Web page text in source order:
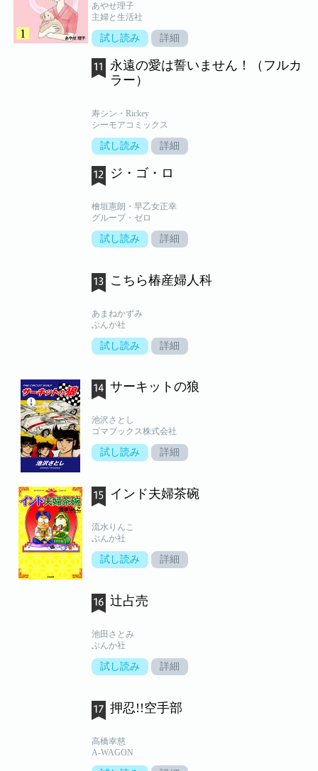
あやせ理子
主婦と生活社
試し読み 詳細
永遠の愛は誓いません！（フルカ
ラー）
寿シン・Rickey
シーモアコミックス
試し読み 詳細
ジ・ゴ・ロ
檜垣憲朗・早乙女正幸
グループ・ゼロ
試し読み 詳細
こちら椿産婦人科
あまねかずみ
ぶんか社
試し読み 詳細
サーキットの狼
池沢さとし
ゴマブックス株式会社
試し読み 詳細
インド夫婦茶碗
流水りんこ
ぶんか社
試し読み 詳細
辻占売
池田さとみ
ぶんか社
試し読み 詳細
押忍!!空手部
高橋幸慈
A-WAGON